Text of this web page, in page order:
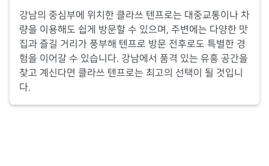
강남의 중심부에 위치한 클라쓰 텐프로는 대중교통이나 차
량을 이용해도 쉽게 방문할 수 있으며, 주변에는 다양한 맛
집과 즐길 거리가 풍부해 텐프로 방문 전후로도 특별한 경
험을 이어갈 수 있습니다. 강남에서 품격 있는 유흥 공간을
찾고 계신다면 클라쓰 텐프로는 최고의 선택이 될 것입니
다.